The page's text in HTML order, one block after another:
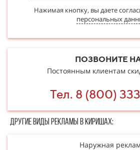
Нажимая кнопку, вы даете
персональных
ПОЗВОНИТЕ
Постоянным клиентам
Тел. 8 (800)
Другие в​​​​иды рекламы в Киришах:
Наружная